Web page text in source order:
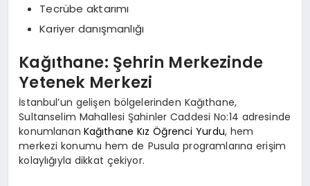
Tecrübe aktarımı
Kariyer danışmanlığı
Kağıthane: Şehrin Merkezinde
Yetenek Merkezi
İstanbul’un gelişen bölgelerinden Kağıthane,
Sultanselim Mahallesi Şahinler Caddesi No:14 adresinde
konumlanan Kağıthane Kız Öğrenci Yurdu, hem
merkezi konumu hem de Pusula programlarına erişim
kolaylığıyla dikkat çekiyor.